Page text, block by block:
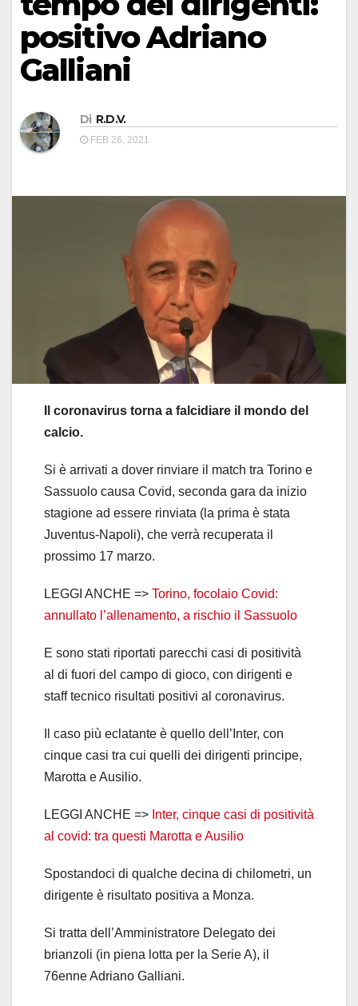
positivo Adriano
Galliani
Di R.D.V.
FEB 26, 2021
Il coronavirus torna a falcidiare il mondo del
calcio.
Si è arrivati a dover rinviare il match tra Torino e
Sassuolo causa Covid, seconda gara da inizio
stagione ad essere rinviata (la prima è stata
Juventus-Napoli), che verrà recuperata il
prossimo 17 marzo.
LEGGI ANCHE => Torino, focolaio Covid:
annullato l’allenamento, a rischio il Sassuolo
E sono stati riportati parecchi casi di positività
al di fuori del campo di gioco, con dirigenti e
staff tecnico risultati positivi al coronavirus.
Il caso più eclatante è quello dell’Inter, con
cinque casi tra cui quelli dei dirigenti principe,
Marotta e Ausilio.
LEGGI ANCHE => Inter, cinque casi di positività
al covid: tra questi Marotta e Ausilio
Spostandoci di qualche decina di chilometri, un
dirigente è risultato positiva a Monza.
Si tratta dell’Amministratore Delegato dei
brianzoli (in piena lotta per la Serie A), il
76enne Adriano Galliani.